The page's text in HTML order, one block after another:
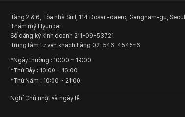
Tầng 2 & 6, Tòa nhà Suil, 114 Dosan-daero, Gangnam-gu, Seoul
Thẩm mỹ Hyundai
Số đăng ký kinh doanh 211-09-53721
Trung tâm tư vấn khách hàng 02-546-4545~6
*Ngày thường : 10:00 ~ 19:00
*Thứ Bảy : 10:00 ~ 16:00
*Thứ Năm : 10:00 ~ 21:00
Nghỉ Chủ nhật và ngày lễ.